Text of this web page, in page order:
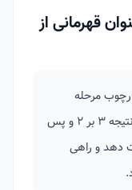
عنوان قهرمانی از
مرحله
یک‌شانزدهم نهایی جام جهانی ۲۰۲۶، با نتیجه ۳ بر ۲ و پس
دهد و راهی